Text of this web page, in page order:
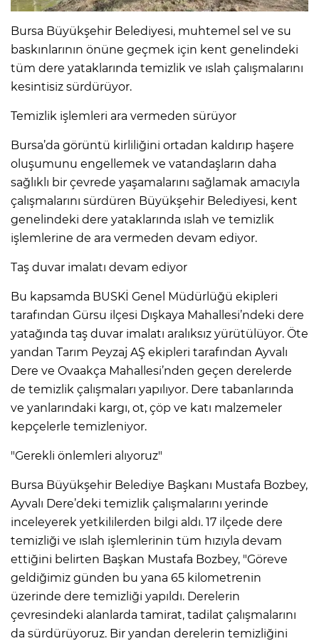
Bursa Büyükşehir Belediyesi, muhtemel sel ve su
baskınlarının önüne geçmek için kent genelindeki
tüm dere yataklarında temizlik ve ıslah çalışmalarını
kesintisiz sürdürüyor.
Temizlik işlemleri ara vermeden sürüyor
Bursa’da görüntü kirliliğini ortadan kaldırıp haşere
oluşumunu engellemek ve vatandaşların daha
sağlıklı bir çevrede yaşamalarını sağlamak amacıyla
çalışmalarını sürdüren Büyükşehir Belediyesi, kent
genelindeki dere yataklarında ıslah ve temizlik
işlemlerine de ara vermeden devam ediyor.
Taş duvar imalatı devam ediyor
Bu kapsamda BUSKİ Genel Müdürlüğü ekipleri
tarafından Gürsu ilçesi Dışkaya Mahallesi’ndeki dere
yatağında taş duvar imalatı aralıksız yürütülüyor. Öte
yandan Tarım Peyzaj AŞ ekipleri tarafından Ayvalı
Dere ve Ovaakça Mahallesi’nden geçen derelerde
de temizlik çalışmaları yapılıyor. Dere tabanlarında
ve yanlarındaki kargı, ot, çöp ve katı malzemeler
kepçelerle temizleniyor.
"Gerekli önlemleri alıyoruz"
Bursa Büyükşehir Belediye Başkanı Mustafa Bozbey,
Ayvalı Dere’deki temizlik çalışmalarını yerinde
inceleyerek yetkililerden bilgi aldı. 17 ilçede dere
temizliği ve ıslah işlemlerinin tüm hızıyla devam
ettiğini belirten Başkan Mustafa Bozbey, "Göreve
geldiğimiz günden bu yana 65 kilometrenin
üzerinde dere temizliği yapıldı. Derelerin
çevresindeki alanlarda tamirat, tadilat çalışmalarını
da sürdürüyoruz. Bir yandan derelerin temizliğini